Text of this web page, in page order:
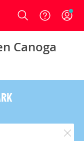
Login
Canoga